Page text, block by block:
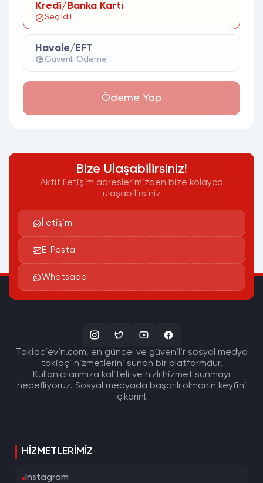
Kredi/Banka Kartı
Seçildi!
Havale/EFT
Güvenli Ödeme
Ödeme Yap
Bize Ulaşabilirsiniz!
Aktif iletişim adreslerimizden bize kolayca
ulaşabilirsiniz
İletişim
E-Posta
Whatsapp
Takipcievin.com, en güncel ve güvenilir sosyal medya
takipçi hizmetlerini sunan bir platformdur.
Kullanıcılarımıza kaliteli ve hızlı hizmet sunmayı
hedefliyoruz. Sosyal medyada başarılı olmanın keyfini
çıkarın!
HIZMETLERIMIZ
Instagram